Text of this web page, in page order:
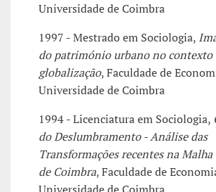
Universidade de Coimbra
1997 - Mestrado em Sociologia,
do património urbano no contexto
globalização, Faculdade de
Universidade de Coimbra
1994 - Licenciatura em Sociologia,
do Deslumbramento - Análise das
Transformações recentes na
de Coimbra, Faculdade de